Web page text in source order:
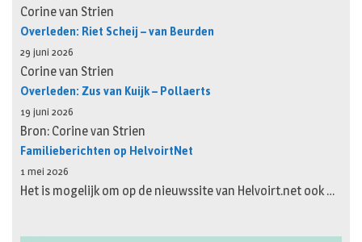
Corine van Strien
Overleden: Riet Scheij – van Beurden
29 juni 2026
Corine van Strien
Overleden: Zus van Kuijk – Pollaerts
19 juni 2026
Bron: Corine van Strien
Familieberichten op HelvoirtNet
1 mei 2026
Het is mogelijk om op de nieuwssite van Helvoirt.net ook …